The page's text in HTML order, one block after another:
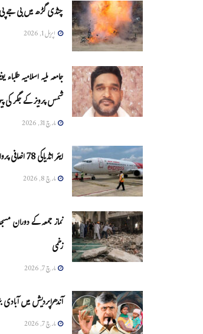
چنڈی گڑھ میں بی جے پی
اپریل 1, 2026
جامعہ ملیہ اسلامیہ
شمس پرویز کے جگر کی
مارچ 31, 2026
ایئر انڈیاکی 78 اضافی پروازوں کی شروعات
مارچ 8, 2026
زخمی
مارچ 7, 2026
آندھراپردیش میں آبادی
مارچ 7, 2026